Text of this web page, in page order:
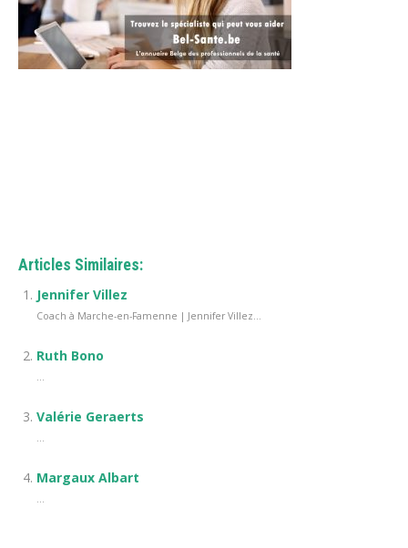
Articles Similaires:
Jennifer Villez
Coach à Marche-en-Famenne | Jennifer Villez...
Ruth Bono
...
Valérie Geraerts
...
Margaux Albart
...